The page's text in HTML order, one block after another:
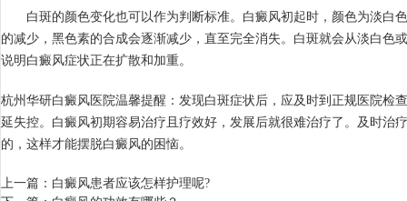
白斑的颜色变化也可以作为判断标准。白癜风初起时，颜色为淡白
的减少，黑色素的合成会逐渐减少，直至完全消失。白斑就会从淡白色
说明白癜风症状正在扩散和加重。
杭州华研白癜风医院温馨提醒：发现白斑症状后，应及时到正规医院检
延失控。白癜风初期容易治疗且疗效好，发展后就很难治疗了。及时治
的，这样才能摆脱白癜风的困恼。
上一篇： 白癜风患者应该怎样护理呢?